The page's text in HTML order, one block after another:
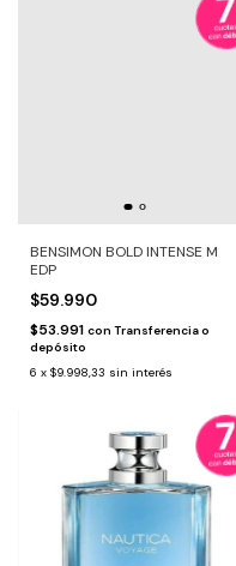
BENSIMON BOLD INTENSE M
EDP
$59.990
$53.991 con Transferencia o
depósito
6 x $9.998,33 sin interés